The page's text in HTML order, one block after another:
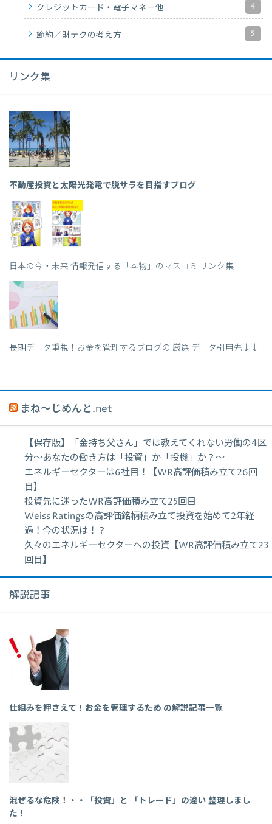
クレジットカード・電子マネー他 4
節約／財テクの考え方 5
リンク集
不動産投資と太陽光発電で脱サラを目指すブログ
日本の今・未来 情報発信する「本物」のマスコミ リンク集
長期データ重視！お金を管理するブログの 厳選 データ引用先↓↓
まね～じめんと.net
【保存版】「金持ち父さん」では教えてくれない労働の4区
分〜あなたの働き方は「投資」か「投機」か？〜
エネルギーセクターは6社目！【WR高評価積み立て26回
目】
投資先に迷ったWR高評価積み立て25回目
Weiss Ratingsの高評価銘柄積み立て投資を始めて2年経
過！今の状況は！？
久々のエネルギーセクターへの投資【WR高評価積み立て23
回目】
解説記事
仕組みを押さえて！お金を管理するため の解説記事一覧
混ぜるな危険！・・「投資」と 「トレード」の違い 整理しまし
た！